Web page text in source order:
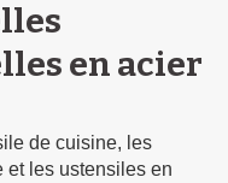
en acier
de cuisine, les
et les ustensiles en